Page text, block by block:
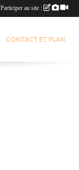
CONTACT ET PLAN
Participer au site :